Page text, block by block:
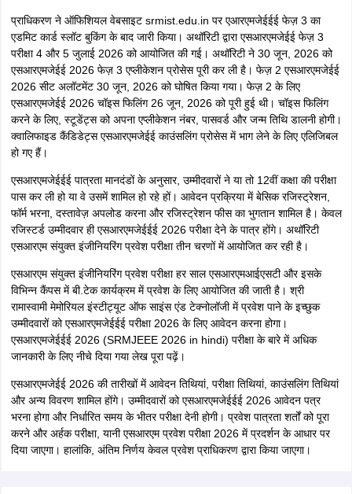
प्राधिकरण ने ऑफिशियल वेबसाइट srmist.edu.in पर एआरएमजेईईई फेज़ 3 का
एडमिट कार्ड स्लॉट बुकिंग के बाद जारी किया। अथॉरिटी द्वारा एसआरएमजेईई फेज़ 3
परीक्षा 4 और 5 जुलाई 2026 को आयोजित की गई। अथॉरिटी ने 30 जून, 2026 को
एसआरएमजेईई 2026 फेज़ 3 एप्लीकेशन प्रोसेस पूरी कर ली है। फेज़ 2 एसआरएमजेईई
2026 सीट अलॉटमेंट 30 जून, 2026 को घोषित किया गया। फेज़ 2 के लिए
एसआरएमजेईई 2026 चॉइस फिलिंग 26 जून, 2026 को पूरी हुई थी। चॉइस फिलिंग
करने के लिए, स्टूडेंट्स को अपना एप्लीकेशन नंबर, पासवर्ड और जन्म तिथि डालनी होगी।
क्वालिफाइड कैंडिडेट्स एसआरएमजेईई काउंसलिंग प्रोसेस में भाग लेने के लिए एलिजिबल
हो गए हैं।
एसआरएमजेईईई पात्रता मानदंडों के अनुसार, उम्मीदवारों ने या तो 12वीं कक्षा की परीक्षा
पास कर ली हो या वे उसमें शामिल हो रहे हों। आवेदन प्रक्रिया में बेसिक रजिस्ट्रेशन,
फॉर्म भरना, दस्तावेज़ अपलोड करना और रजिस्ट्रेशन फीस का भुगतान शामिल है। केवल
रजिस्टर्ड उम्मीदवार ही एसआरएमजेईईई 2026 परीक्षा देने के पात्र होंगे। अथॉरिटी
एसआरएम संयुक्त इंजीनियरिंग प्रवेश परीक्षा तीन चरणों में आयोजित कर रही है।
एसआरएम संयुक्त इंजीनियरिंग प्रवेश परीक्षा हर साल एसआरएमआईएसटी और इसके
विभिन्न कैंपस में बी.टेक कार्यक्रम में प्रवेश के लिए आयोजित की जाती है। श्री
रामास्वामी मेमोरियल इंस्टीट्यूट ऑफ साइंस एंड टेक्नोलॉजी में प्रवेश पाने के इच्छुक
उम्मीदवारों को एसआरएमजेईईई परीक्षा 2026 के लिए आवेदन करना होगा।
एसआरएमजेईईई 2026 (SRMJEEE 2026 in hindi) परीक्षा के बारे में अधिक
जानकारी के लिए नीचे दिया गया लेख पूरा पढ़ें।
एसआरएमजेईई 2026 की तारीखों में आवेदन तिथियां, परीक्षा तिथियां, काउंसलिंग तिथियां
और अन्य विवरण शामिल होंगे। उम्मीदवारों को एसआरएमजेईईई 2026 आवेदन पत्र
भरना होगा और निर्धारित समय के भीतर परीक्षा देनी होगी। प्रवेश पात्रता शर्तों को पूरा
करने और अर्हक परीक्षा, यानी एसआरएम प्रवेश परीक्षा 2026 में प्रदर्शन के आधार पर
दिया जाएगा। हालांकि, अंतिम निर्णय केवल प्रवेश प्राधिकरण द्वारा किया जाएगा।